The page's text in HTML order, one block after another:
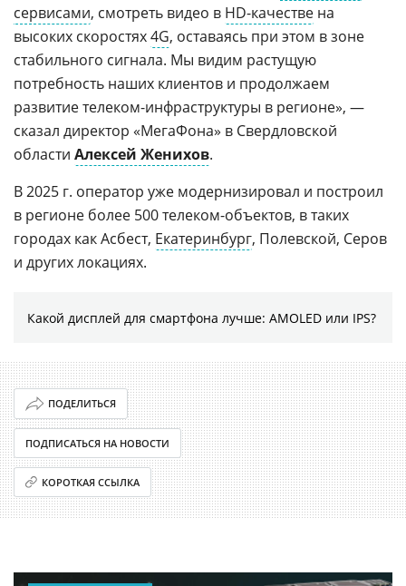
сервисами, смотреть видео в HD-качестве на
высоких скоростях4G, оставаясь при этом в зоне
стабильного сигнала. Мы видим растущую
потребность наших клиентов и продолжаем
развитие телеком-инфраструктуры в регионе», —
сказал директор «МегаФона» в Свердловской
области Алексей Женихов.
В 2025 г. оператор уже модернизировал и построил
в регионе более 500 телеком-объектов, в таких
городах как Асбест, Екатеринбург, Полевской, Серов
и других локациях.
Какой дисплей для смартфона лучше: AMOLED или IPS?
ПОДЕЛИТЬСЯ
ПОДПИСАТЬСЯ НА НОВОСТИ
КОРОТКАЯ ССЫЛКА